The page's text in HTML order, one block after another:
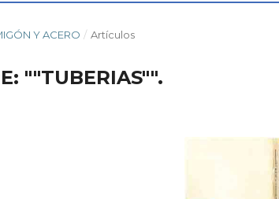
Y ACERO / Artículos
""TUBERIAS"".